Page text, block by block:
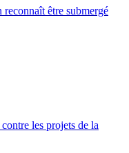
être submergé
les projets de la